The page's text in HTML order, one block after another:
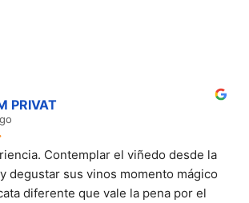
PRIVAT
Contemplar el viñedo desde la
degustar sus vinos momento mágico
diferente que vale la pena por el